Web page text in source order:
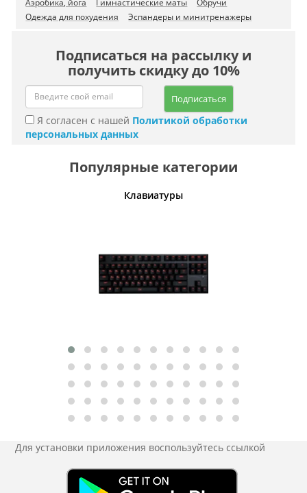
Одежда для похудения
Эспандеры и минитренажеры
Подписаться на рассылку и
получить скидку до 10%
Подписаться
Я согласен с нашей Политикой обработки
персональных данных
Популярные категории
Клавиатуры
Для установки приложения воспользуйтесь ссылкой